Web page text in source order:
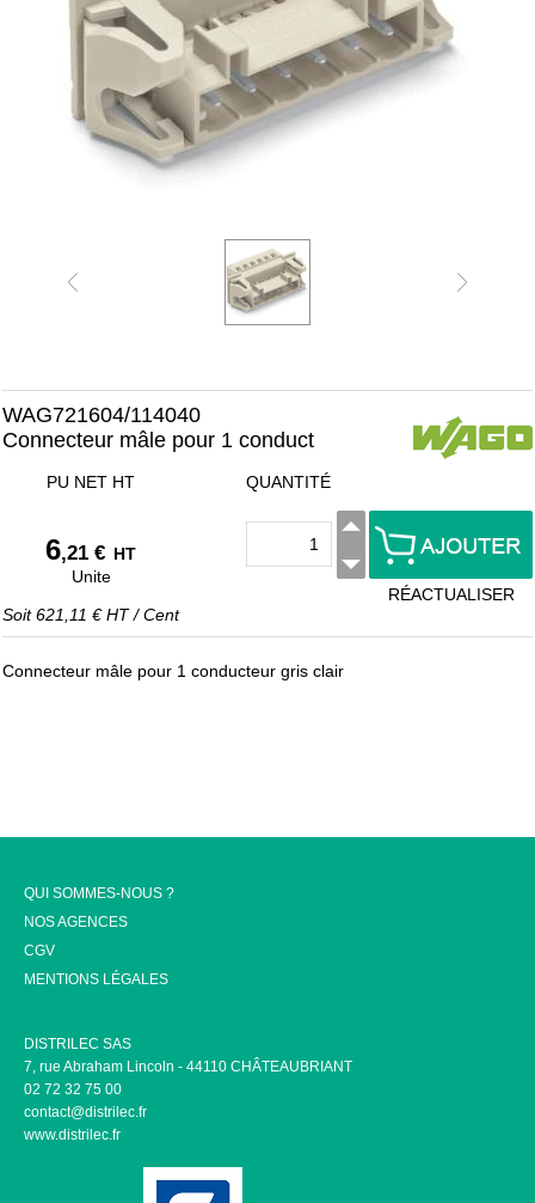
WAG721604/114040
Connecteur mâle pour 1 conduct
PU NET HT
6,21 € HT
Unite
Soit621,11 € HT/Cent
QUANTITÉ
RÉACTUALISER
Connecteur mâle pour 1 conducteur gris clair
QUI SOMMES-NOUS ?
NOS AGENCES
CGV
MENTIONS LÉGALES
DISTRILEC SAS
7, rue Abraham Lincoln - 44110 CHÂTEAUBRIANT
02 72 32 75 00
contact@distrilec.fr
www.distrilec.fr